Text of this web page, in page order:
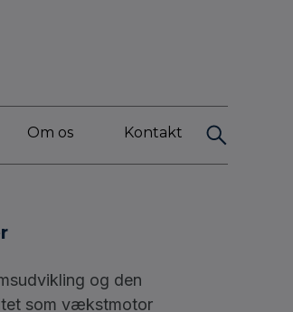
Om os Kontakt
og den
som vækstmotor